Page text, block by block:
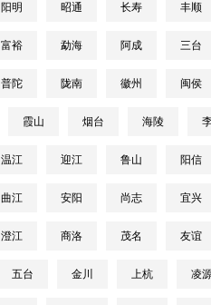
阳明 昭通 长寿 丰顺
富裕 勐海 阿成 三台
普陀 陇南 徽州 闽侯
霞山 烟台 海陵
温江 迎江 鲁山 阳信
曲江 安阳 尚志 宜兴
澄江 商洛 茂名 友谊
五台 金川 上杭 凌